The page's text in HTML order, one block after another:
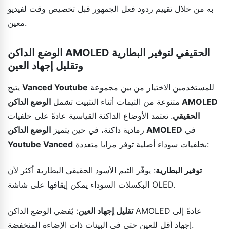
به من خلال تقييم ردود فعل الجمهور قبل تخصيص وقت لفيديو
معين.
الوضع الداكن AMOLED الحقيقي لتوفير البطارية
وتقليل إجهاد العين
Vanced Youtube
متنوعة من الثيمات أثناء التثبيت تشمل الوضع الداكن AMOLED
الحقيقي. تعتمد الأوضاع الداكنة القياسية عادةً على خلفيات
رمادية داكنة، في حين يتميز الوضع الداكن AMOLED في
Youtube Vanced
بخلفيات سوداء أصلية توفر مزايا متعددة:
توفير البطارية: يوفّر الثيم الأسود الحقيقي البطارية أكثر لأن
البكسلات السوداء يمكن إيقافها على شاشة OLED.
تقليل إجهاد العين: يُفضي الوضع الداكن AMOLED عادةً إلى
إجهاد أقل للعين حتى في البيئات ذات الإضاءة المنخفضة.